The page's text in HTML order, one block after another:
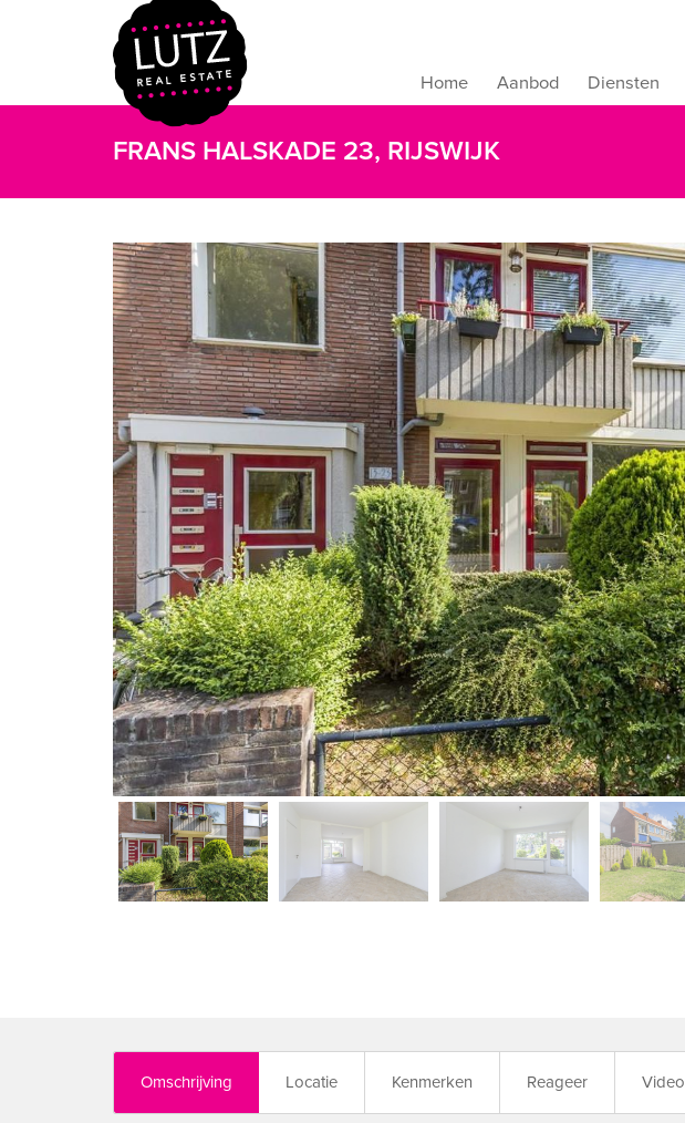
Home Aanbod Diensten
FRANS HALSKADE 23, RIJSWIJK
vorige
vorige
Omschrijving Locatie Kenmerken Reageer Video